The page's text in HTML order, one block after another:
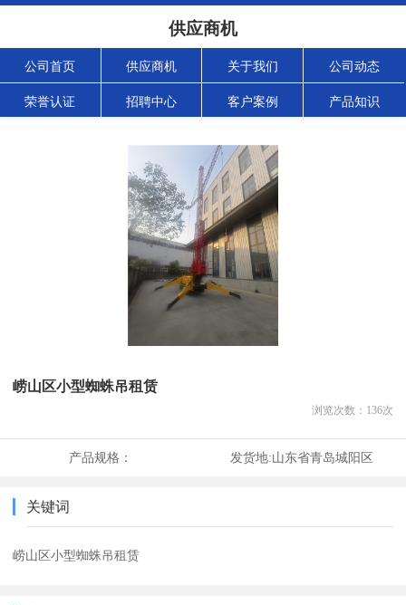
供应商机
公司首页 供应商机 关于我们 公司动态
荣誉认证 招聘中心 客户案例 产品知识
崂山区小型蜘蛛吊租赁
浏览次数： 136次
产品规格： 发货地:山东省青岛城阳区
关键词
崂山区小型蜘蛛吊租赁